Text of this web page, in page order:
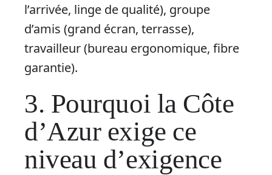
l’arrivée, linge de qualité), groupe
d’amis (grand écran, terrasse),
travailleur (bureau ergonomique, fibre
garantie).
3. Pourquoi la Côte
d’Azur exige ce
niveau d’exigence